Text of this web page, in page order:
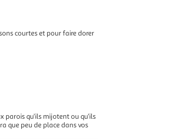
courtes et pour faire dorer
parois qu'ils mijotent ou qu'ils
que peu de place dans vos